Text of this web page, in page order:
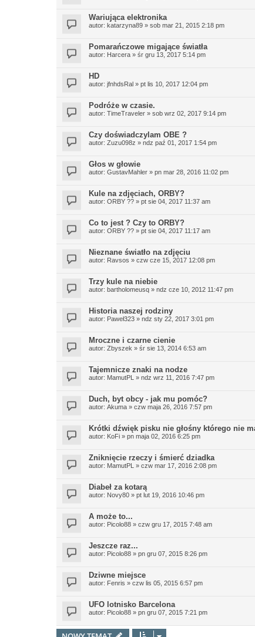
Wariująca elektronika
autor: katarzyna89 » sob mar 21, 2015 2:18 pm
Pomarańczowe migające światła
autor: Harcera » śr gru 13, 2017 5:14 pm
HD
autor: jfnhdsRal » pt lis 10, 2017 12:04 pm
Podróże w czasie.
autor: TimeTraveler » sob wrz 02, 2017 9:14 pm
Czy doświadczylam OBE ?
autor: Zuzu098z » ndz paź 01, 2017 1:54 pm
Głos w głowie
autor: GustavMahler » pn mar 28, 2016 11:02 pm
Kule na zdjęciach, ORBY?
autor: ORBY ?? » pt sie 04, 2017 11:37 am
Co to jest ? Czy to ORBY?
autor: ORBY ?? » pt sie 04, 2017 11:17 am
Nieznane światło na zdjęciu
autor: Ravsos » czw cze 15, 2017 12:08 pm
Trzy kule na niebie
autor: bartholomeusq » ndz cze 10, 2012 11:47 pm
Historia naszej rodziny
autor: Paweł323 » ndz sty 22, 2017 3:01 pm
Mroczne i czarne cienie
autor: Zbyszek » śr sie 13, 2014 6:53 am
Tajemnicze znaki na nodze
autor: MamutPL » ndz wrz 11, 2016 7:47 pm
Duch, byt obcy - jak mu pomóc?
autor: Akuma » czw maja 26, 2016 7:57 pm
Krótki dźwięk pisku nie głośny którego nie
autor: KoFi » pn maja 02, 2016 6:25 pm
Zniknięcie rzeczy i śmierć dziadka
autor: MamutPL » czw mar 17, 2016 2:08 pm
Diabeł za kotarą
autor: Novy80 » pt lut 19, 2016 10:46 pm
A może to...
autor: Picolo88 » czw gru 17, 2015 7:48 am
Jeszcze raz...
autor: Picolo88 » pn gru 07, 2015 8:26 pm
Dziwne miejsce
autor: Fenris » czw lis 05, 2015 6:57 pm
UFO lotnisko Barcelona
autor: Picolo88 » pn gru 07, 2015 7:21 pm